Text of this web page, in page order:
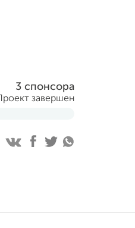
3 спонсора
Проект завершен